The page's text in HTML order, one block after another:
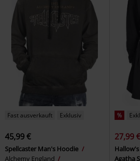
Fast ausverkauft Exklusiv
45,99 €
Spellcaster Man's Hoodie
Alchemy England
%
27,99 €
Agatha